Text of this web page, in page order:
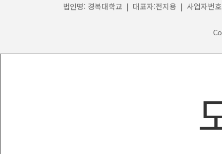
법인명: 경복대학교 | 대표자:전지용 | 사업자번